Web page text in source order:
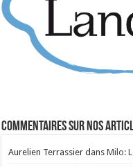
Commentaires sur nos
Aurelien Terrassier dansMilo: